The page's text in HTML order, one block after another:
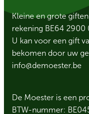
Kleine en grote
rekening BE64 2900
U kan voor een gift
bekomen door uw
info@demoester.be
De Moester is een
BTW-nummer: